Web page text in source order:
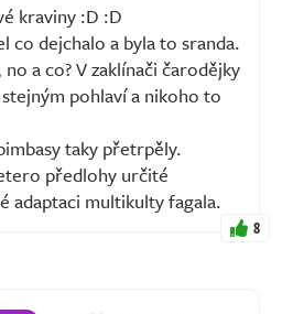
kraviny :D :D
co dejchalo a byla to sranda.
a co? V zaklínači čarodějky
pohlaví a nikoho to
taky přetrpěly.
předlohy určité
adaptaci multikulty fagala.
8